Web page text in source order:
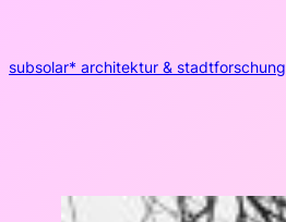
springen
subsolar* architektur & stadtforschung